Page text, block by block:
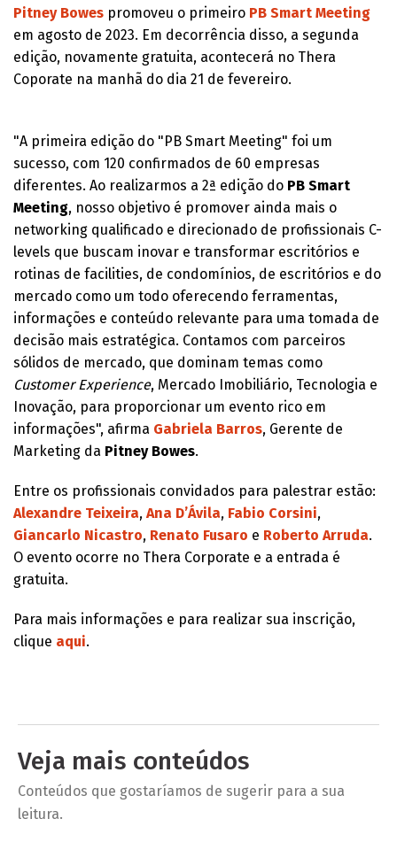
Pitney Bowes promoveu o primeiro PB Smart Meeting
em agosto de 2023. Em decorrência disso, a segunda
edição, novamente gratuita, acontecerá no Thera
Coporate na manhã do dia 21 de fevereiro.
"A primeira edição do "PB Smart Meeting" foi um
sucesso, com 120 confirmados de 60 empresas
diferentes. Ao realizarmos a 2ª edição do PB Smart
Meeting, nosso objetivo é promover ainda mais o
networking qualificado e direcionado de profissionais C-
levels que buscam inovar e transformar escritórios e
rotinas de facilities, de condomínios, de escritórios e do
mercado como um todo oferecendo ferramentas,
informações e conteúdo relevante para uma tomada de
decisão mais estratégica. Contamos com parceiros
sólidos de mercado, que dominam temas como
Customer Experience, Mercado Imobiliário, Tecnologia e
Inovação, para proporcionar um evento rico em
informações", afirma Gabriela Barros, Gerente de
Marketing da Pitney Bowes.
Entre os profissionais convidados para palestrar estão:
Alexandre Teixeira, Ana D’Ávila, Fabio Corsini,
Giancarlo Nicastro, Renato Fusaro e Roberto Arruda.
O evento ocorre no Thera Corporate e a entrada é
gratuita.
Para mais informações e para realizar sua inscrição,
clique aqui.
Veja mais conteúdos
Conteúdos que gostaríamos de sugerir para a sua
leitura.